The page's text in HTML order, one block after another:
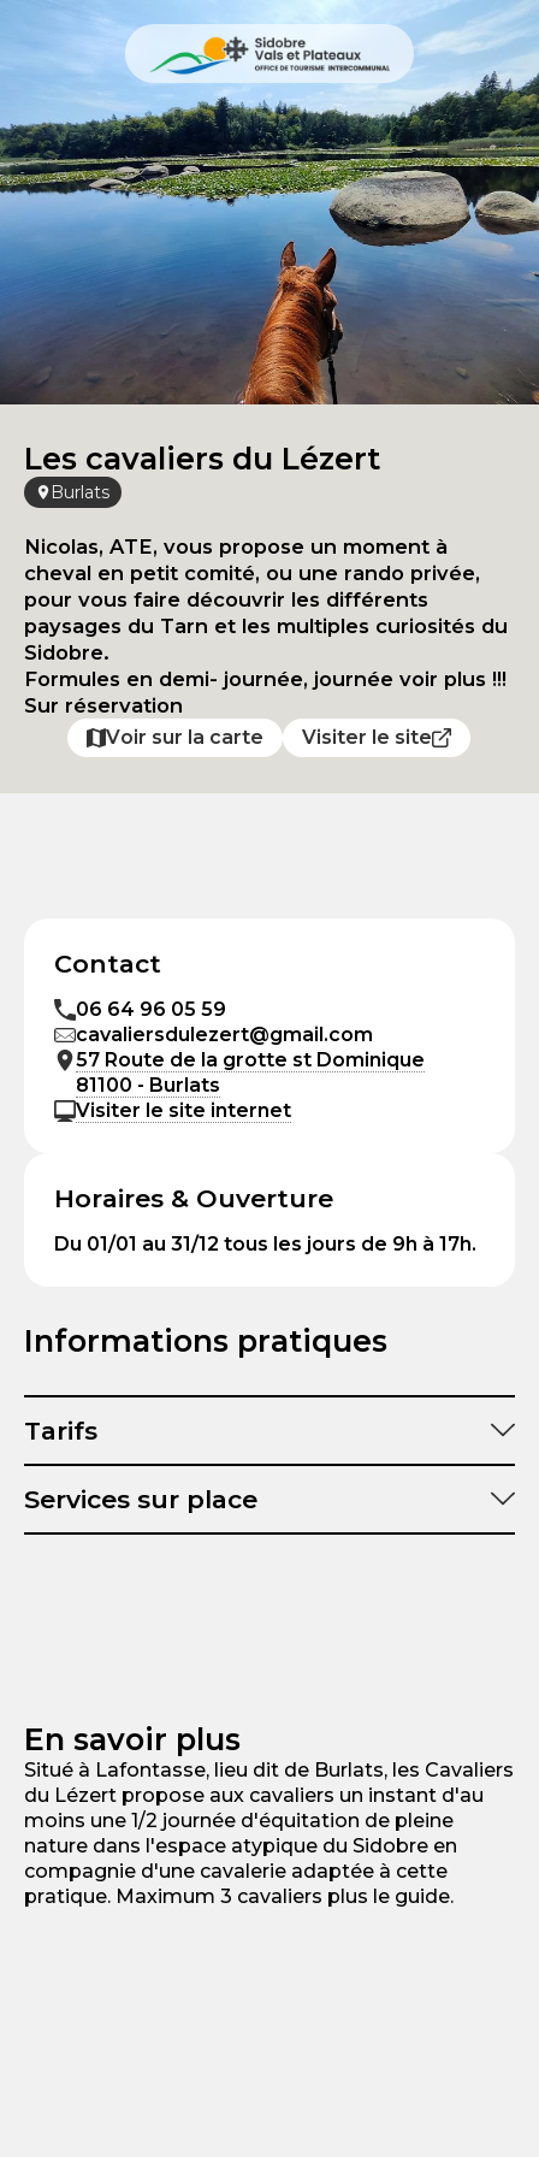
Les cavaliers du Lézert
Burlats
Nicolas, ATE, vous propose un moment à
cheval en petit comité, ou une rando privée,
pour vous faire découvrir les différents
paysages du Tarn et les multiples curiosités du
Sidobre.
Formules en demi- journée, journée voir plus !!!
Sur réservation
Voir sur la carte Visiter le site
Contact
06 64 96 05 59
cavaliersdulezert@gmail.com
57 Route de la grotte st Dominique
81100 - Burlats
Visiter le site internet
Horaires & Ouverture
Du 01/01 au 31/12 tous les jours de 9h à 17h.
Informations pratiques
Tarifs
Services sur place
En savoir plus
Situé à Lafontasse, lieu dit de Burlats, les Cavaliers
du Lézert propose aux cavaliers un instant d'au
moins une 1/2 journée d'équitation de pleine
nature dans l'espace atypique du Sidobre en
compagnie d'une cavalerie adaptée à cette
pratique. Maximum 3 cavaliers plus le guide.